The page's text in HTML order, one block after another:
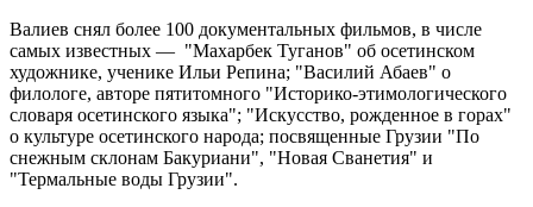
Валиев снял более 100 документальных фильмов, в числе
самых известных — "Махарбек Туганов" об осетинском
художнике, ученике Ильи Репина; "Василий Абаев" о
филологе, авторе пятитомного "Историко-этимологического
словаря осетинского языка"; "Искусство, рожденное в горах"
о культуре осетинского народа; посвященные Грузии "По
снежным склонам Бакуриани", "Новая Сванетия" и
"Термальные воды Грузии".